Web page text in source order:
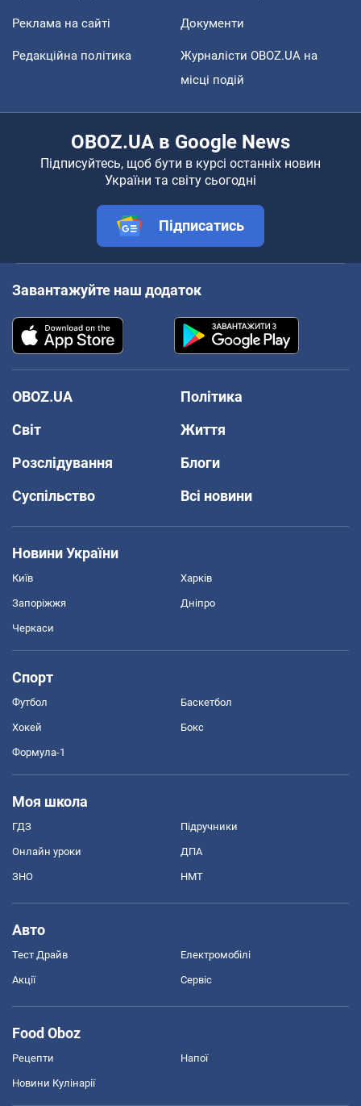
Реклама на сайті Документи
Редакційна політика
Журналісти OBOZ.UA на
місці подій
OBOZ.UA в Google News
Підписуйтесь, щоб бути в курсі останніх новин
України та світу сьогодні
Підписатись
Завантажуйте наш додаток
OBOZ.UA
Політика
Світ
Життя
Розслідування
Блоги
Суспільство
Всі новини
Новини України
Київ Харків
Запоріжжя Дніпро
Черкаси
Спорт
Футбол Баскетбол
Хокей Бокс
Формула-1
Моя школа
ГДЗ Підручники
Онлайн уроки ДПА
ЗНО НМТ
Авто
Тест Драйв Електромобілі
Акції Сервіс
Food Oboz
Рецепти Напої
Новини Кулінарії